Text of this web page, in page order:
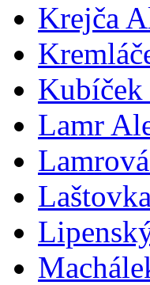
Krejča
Kubíček
Lamr